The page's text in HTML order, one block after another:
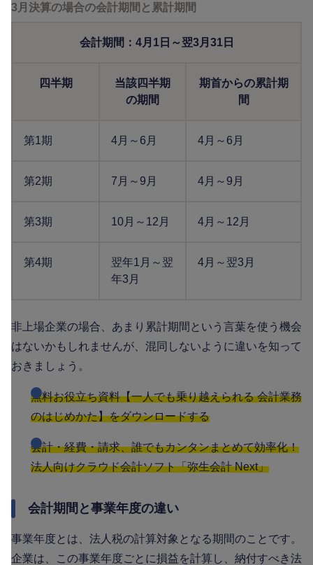
3月決算の場合の会計期間と累計期間
会計期間：4月1日～翌3月31日
四半期
当該四半期
の期間
期首からの累計期
間
第1期 4月～6月 4月～6月
第2期 7月～9月 4月～9月
第3期 10月～12月 4月～12月
第4期
翌年1月～翌
年3月
4月～翌3月
非上場企業の場合、あまり累計期間という言葉を使う機会
はないかもしれませんが、混同しないように違いを知って
おきましょう。
無料お役立ち資料【一人でも乗り越えられる 会計業務
のはじめかた】をダウンロードする
会計・経費・請求、誰でもカンタンまとめて効率化！
法人向けクラウド会計ソフト「弥生会計 Next」
会計期間と事業年度の違い
事業年度とは、法人税の計算対象となる期間のことです。
企業は、この事業年度ごとに損益を計算し、納付すべき法